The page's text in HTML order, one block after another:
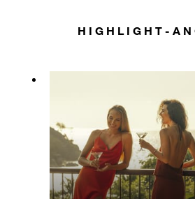
HIGHLIGHT-